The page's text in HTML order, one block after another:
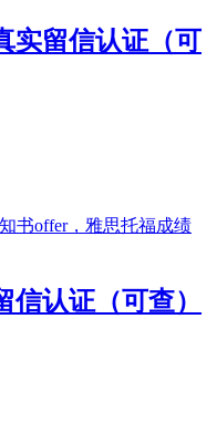
实留信认证（可
认证（可查）